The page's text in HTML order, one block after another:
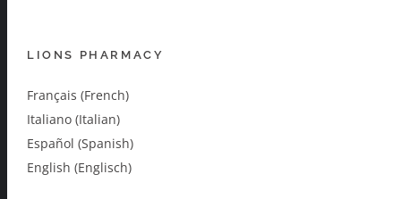
LIONS PHARMACY
Français (French)
Italiano (Italian)
Español (Spanish)
English (Englisch)